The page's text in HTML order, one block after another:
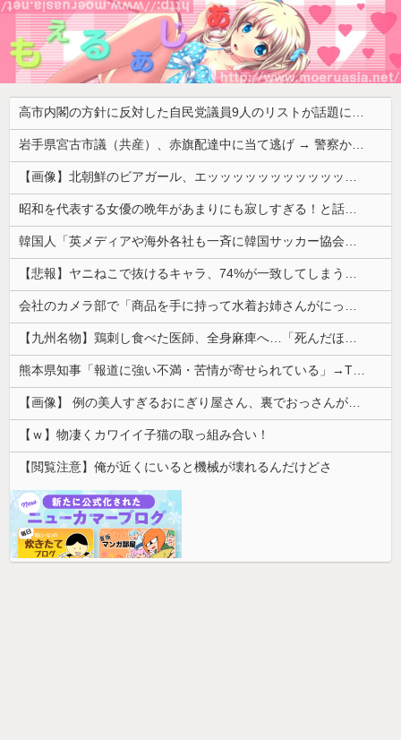
高市内閣の方針に反対した自民党議員9人のリストが話題に、「岩屋はどこへ行った？」との指摘もあるが……
岩手県宮古市議（共産）、赤旗配達中に当て逃げ → 警察から連絡が来て宮古署を訪れ事情聴取
【画像】北朝鮮のビアガール、エッッッッッッッッッッッッッッッッッ！
昭和を代表する女優の晩年があまりにも寂しすぎる！と話題に、自身の子供を餓死する寸前までネグレクトした挙句……
韓国人「英メディアや海外各社も一斉に韓国サッカー協会を巡る過去の不祥事を報道！」→「国際的な信用失墜の危機‥」
【悲報】ヤニねこで抜けるキャラ、74%が一致してしまうｗｗｗｗｗ
会社のカメラ部で「商品を手に持って水着お姉さんがにっこり」を撮影、だがお姉さんは素人アルバイトで親バレした結果……
【九州名物】鶏刺し食べた医師、全身麻痺へ…「死んだほうが良かったと思っていた」
熊本県知事「報道に強い不満・苦情が寄せられている」→TBSの報道特集がまさにそれな件
【画像】 例の美人すぎるおにぎり屋さん、裏でおっさんが握っていたｗｗｗｗｗｗｗｗｗｗｗｗｗｗｗｗｗ
【ｗ】物凄くカワイイ子猫の取っ組み合い！
【閲覧注意】俺が近くにいると機械が壊れるんだけどさ